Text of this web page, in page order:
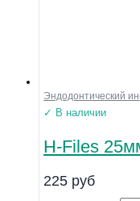
Эндодонтический
✓ В наличии
H-Files
225 руб